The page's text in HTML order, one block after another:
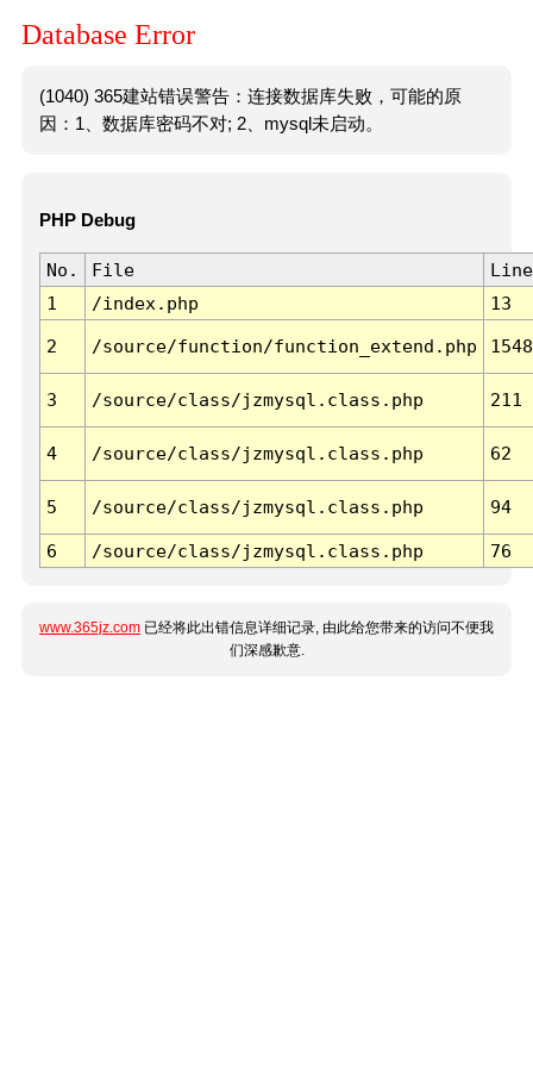
Database Error
(1040) 365建站错误警告：连接数据库失败，可能的原
因：1、数据库密码不对; 2、mysql未启动。
PHP Debug
No. File
Line
1
/index.php 13
2 /source/function/function_extend.php 1548
3 /source/class/jzmysql.class.php 211
4 /source/class/jzmysql.class.php 62
5 /source/class/jzmysql.class.php 94
6 /source/class/jzmysql.class.php 76
www.365jz.com 已经将此出错信息详细记录, 由此给您带来的访问不便我
们深感歉意.